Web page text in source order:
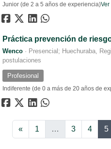
Junior (de 2 a 5 años de experiencia)Ver
Práctica prevención de
Wenco · Presencial; Huechuraba,
postulaciones
Profesional
Indiferente (de 0 a más de 20 años de
«Anterior
1 … 3 4 5